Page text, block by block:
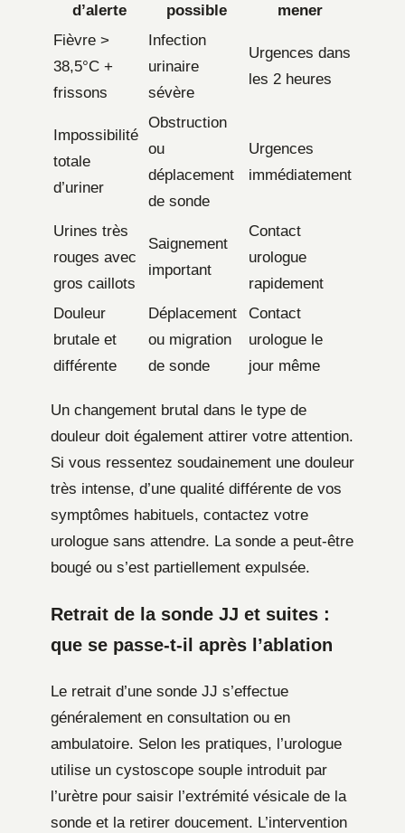
d’alerte
possible
mener
Fièvre >
38,5°C +
frissons
Infection
urinaire
sévère
Urgences dans
les 2 heures
Impossibilité
totale
d’uriner
Obstruction
ou
déplacement
de sonde
Urgences
immédiatement
Urines très
rouges avec
gros caillots
Saignement
important
Contact
urologue
rapidement
Douleur
brutale et
différente
Déplacement
ou migration
de sonde
Contact
urologue le
jour même
Un changement brutal dans le type de
douleur doit également attirer votre attention.
Si vous ressentez soudainement une douleur
très intense, d’une qualité différente de vos
symptômes habituels, contactez votre
urologue sans attendre. La sonde a peut-être
bougé ou s’est partiellement expulsée.
Retrait de la sonde JJ et suites :
que se passe-t-il après l’ablation
Le retrait d’une sonde JJ s’effectue
généralement en consultation ou en
ambulatoire. Selon les pratiques, l’urologue
utilise un cystoscope souple introduit par
l’urètre pour saisir l’extrémité vésicale de la
sonde et la retirer doucement. L’intervention